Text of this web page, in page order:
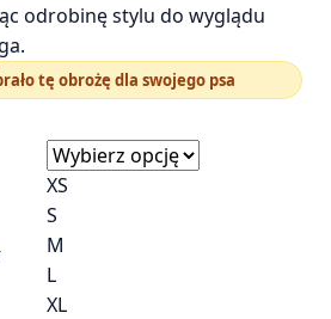
odrobinę stylu do wyglądu
tę obrożę dla swojego psa
XS
S
M
L
XL